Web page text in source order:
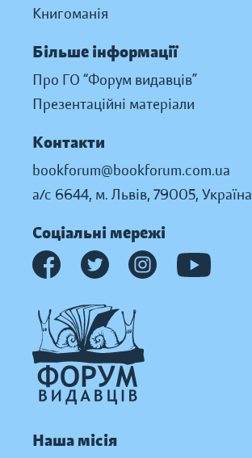
Книгоманія
Більше інформації
Про ГО “Форум видавців”
Презентаційні матеріали
Контакти
bookforum@bookforum.com.ua
а/с 6644, м. Львів, 79005, Україна
Соціальні мережі
Наша місія